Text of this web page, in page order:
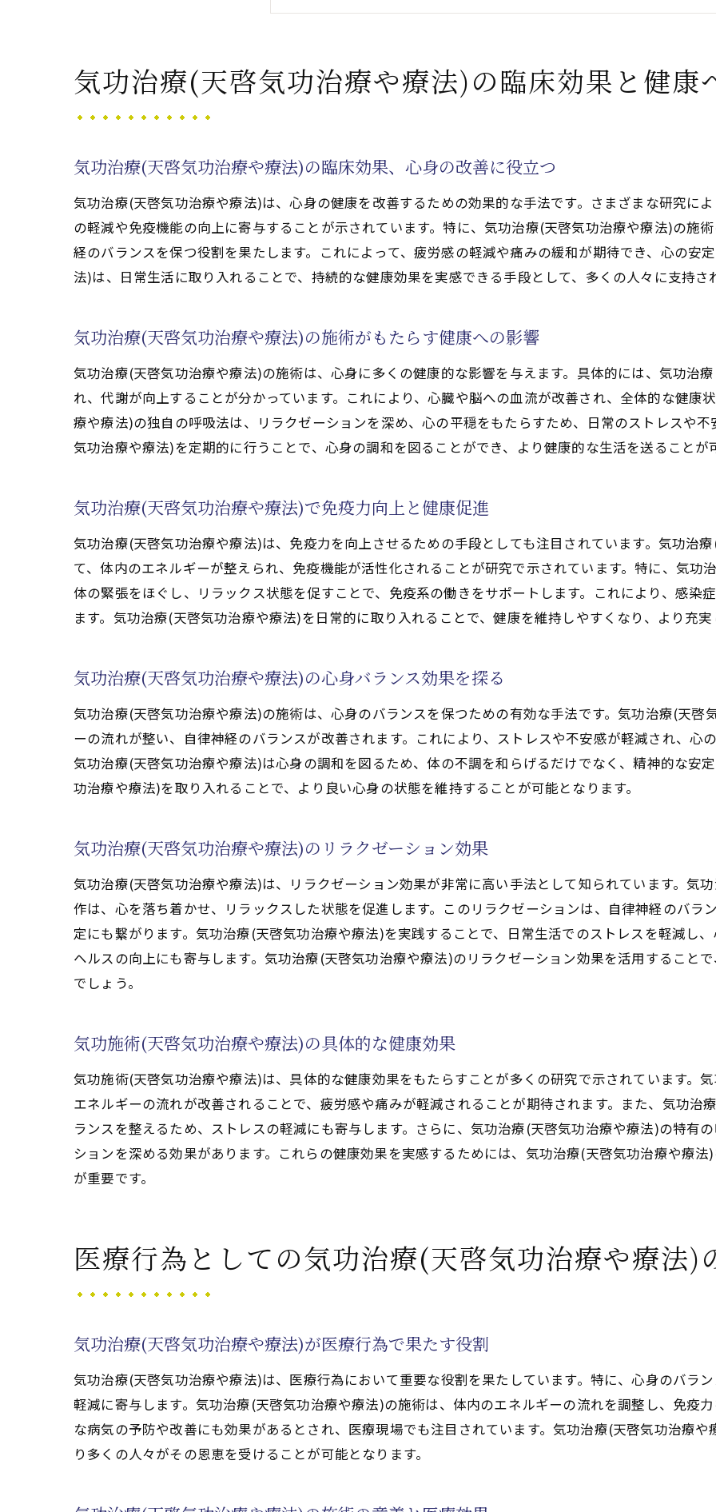
気功治療(天啓気功治療や療法)の心身バランス効果を探る
気功施術(天啓気功治療や療法)の具体的な健康効果
医療行為としての気功治療(天啓気功治療や療法)の役割とは
気功治療(天啓気功治療や療法)と医療の融合、健康向上策
医療行為における気功治療(天啓気功治療や療法)の実践例
気功治療(天啓気功治療や療法)を活用した医療の新しい形
気功治療(天啓気功治療や療法)と医療の接点、未来の健康
気功施術(天啓気功治療や療法)で心身のバランスを整える
気功治療(天啓気功治療や療法)による心身の調和と健康促進
気功治療(天啓気功治療や療法)がもたらすバランスの重要性
気功治療(天啓気功治療や療法)で心身のバランスを保つ方法
気功治療(天啓気功治療や療法)による心身の健康維持術
気功施術(天啓気功治療や療法)の効果、心身の安定
気功治療(天啓気功治療や療法)で得られる究極のリラクゼー
気功治療(天啓気功治療や療法)のリラクゼーションが心身に
気功治療(天啓気功治療や療法)を通じたストレス解消法
気功治療(天啓気功治療や療法)のリラックス効果、心身の安
気功治療(天啓気功治療や療法)で心の平穏とリラクゼーショ
気功治療(天啓気功治療や療法)の実践が免疫力を高める理由
気功治療(天啓気功治療や療法)が免疫力を高めるメカニズム
気功治療(天啓気功治療や療法)で免疫力向上を目指そう
気功治療(天啓気功治療や療法)と免疫力の関係を探る
気功治療(天啓気功治療や療法)がもたらす免疫力強化策
気功治療(天啓気功治療や療法)を取り入れた免疫力増強法
心の安定をもたらす気功治療(天啓気功治療や療法)の力
気功治療(天啓気功治療や療法)の実践で心の安定を得る方法
気功治療(天啓気功治療や療法)で心の平穏と安定した生活を
気功治療(天啓気功治療や療法)が心の健康に与える影響
気功治療(天啓気功治療や療法)の力で心を落ち着かせる方法
健康維持に役立つ気功治療(天啓気功治療や療法)の具体的効果
気功治療(天啓気功治療や療法)の具体的効果で健康維持を
気功治療(天啓気功治療や療法)がもたらす健康維持の実践法
気功治療(天啓気功治療や療法)で実現する健康的な生活
気功治療(天啓気功治療や療法)の力で健康維持を図る方法
気功治療(天啓気功治療や療法)の施術で得られる心身の調和
気功治療(天啓気功治療や療法)がもたらす心身の融合効果
気功治療(天啓気功治療や療法)で得る心と体の調和
気功治療(天啓気功治療や療法)による内なる調和の実現
気功施術(天啓気功治療や療法)の効果、心身の安定へ
気功治療(天啓気功治療や療法)の臨床効果と健康
気功治療(天啓気功治療や療法)の臨床効果、心身の改善に役立つ
気功治療(天啓気功治療や療法)は、心身の健康を改善するための効果的な手法です。さまざまな研究に
の軽減や免疫機能の向上に寄与することが示されています。特に、気功治療(天啓気功治療や療法)の施
経のバランスを保つ役割を果たします。これによって、疲労感の軽減や痛みの緩和が期待でき、心の安
法)は、日常生活に取り入れることで、持続的な健康効果を実感できる手段として、多くの人々に支持さ
気功治療(天啓気功治療や療法)の施術がもたらす健康への影響
気功治療(天啓気功治療や療法)の施術は、心身に多くの健康的な影響を与えます。具体的には、気功治
れ、代謝が向上することが分かっています。これにより、心臓や脳への血流が改善され、全体的な健康
療や療法)の独自の呼吸法は、リラクゼーションを深め、心の平穏をもたらすため、日常のストレスや
気功治療や療法)を定期的に行うことで、心身の調和を図ることができ、より健康的な生活を送ることが
気功治療(天啓気功治療や療法)で免疫力向上と健康促進
気功治療(天啓気功治療や療法)は、免疫力を向上させるための手段としても注目されています。気功治
て、体内のエネルギーが整えられ、免疫機能が活性化されることが研究で示されています。特に、気功
体の緊張をほぐし、リラックス状態を促すことで、免疫系の働きをサポートします。これにより、感染
ます。気功治療(天啓気功治療や療法)を日常的に取り入れることで、健康を維持しやすくなり、より充
気功治療(天啓気功治療や療法)の心身バランス効果を探る
気功治療(天啓気功治療や療法)の施術は、心身のバランスを保つための有効な手法です。気功治療(天啓
ーの流れが整い、自律神経のバランスが改善されます。これにより、ストレスや不安感が軽減され、心
気功治療(天啓気功治療や療法)は心身の調和を図るため、体の不調を和らげるだけでなく、精神的な安
功治療や療法)を取り入れることで、より良い心身の状態を維持することが可能となります。
気功治療(天啓気功治療や療法)のリラクゼーション効果
気功治療(天啓気功治療や療法)は、リラクゼーション効果が非常に高い手法として知られています。気
作は、心を落ち着かせ、リラックスした状態を促進します。このリラクゼーションは、自律神経のバラ
定にも繋がります。気功治療(天啓気功治療や療法)を実践することで、日常生活でのストレスを軽減し
ヘルスの向上にも寄与します。気功治療(天啓気功治療や療法)のリラクゼーション効果を活用すること
でしょう。
気功施術(天啓気功治療や療法)の具体的な健康効果
気功施術(天啓気功治療や療法)は、具体的な健康効果をもたらすことが多くの研究で示されています。
エネルギーの流れが改善されることで、疲労感や痛みが軽減されることが期待されます。また、気功治
ランスを整えるため、ストレスの軽減にも寄与します。さらに、気功治療(天啓気功治療や療法)の特有
ションを深める効果があります。これらの健康効果を実感するためには、気功治療(天啓気功治療や療
が重要です。
医療行為としての気功治療(天啓気功治療や療法)
気功治療(天啓気功治療や療法)が医療行為で果たす役割
気功治療(天啓気功治療や療法)は、医療行為において重要な役割を果たしています。特に、心身のバラ
軽減に寄与します。気功治療(天啓気功治療や療法)の施術は、体内のエネルギーの流れを調整し、免疫
な病気の予防や改善にも効果があるとされ、医療現場でも注目されています。気功治療(天啓気功治療
り多くの人々がその恩恵を受けることが可能となります。